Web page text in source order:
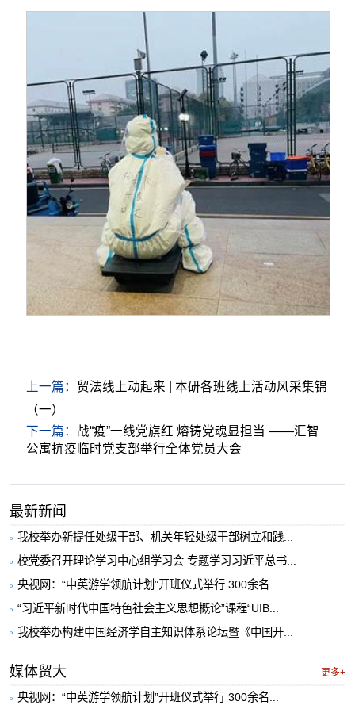
上一篇： 贸法线上动起来 | 本研各班线上活动风采集锦
（一）
下一篇： 战“疫”一线党旗红 熔铸党魂显担当 ——汇智
公寓抗疫临时党支部举行全体党员大会
最新新闻
我校举办新提任处级干部、机关年轻处级干部树立和践...
校党委召开理论学习中心组学习会 专题学习习近平总书...
央视网：“中英游学领航计划”开班仪式举行 300余名...
“习近平新时代中国特色社会主义思想概论”课程“UIB...
我校举办构建中国经济学自主知识体系论坛暨《中国开...
媒体贸大 更多+
央视网：“中英游学领航计划”开班仪式举行 300余名...